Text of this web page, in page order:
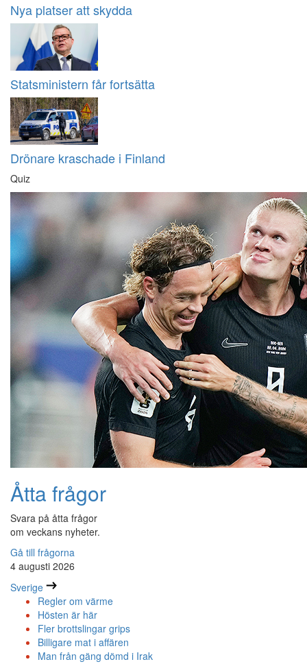
Nya platser att skydda
Statsministern får fortsätta
Drönare kraschade i Finland
Quiz
Åtta frågor
Svara på åtta frågor
om veckans nyheter.
Gå till frågorna
4 augusti 2026
Sverige
Regler om värme
Hösten är här
Fler brottslingar grips
Billigare mat i affären
Man från gäng dömd i Irak